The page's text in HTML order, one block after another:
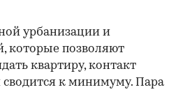
урбанизации и
которые позволяют
квартиру, контакт
сводится к минимуму. Пара